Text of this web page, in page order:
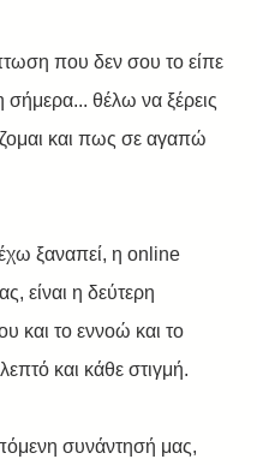
που δεν σου το είπε
σήμερα... θέλω να ξέρεις
και πως σε αγαπώ
ξαναπεί, η online
είναι η δεύτερη
και το εννοώ και το
και κάθε στιγμή.
συνάντησή μας,